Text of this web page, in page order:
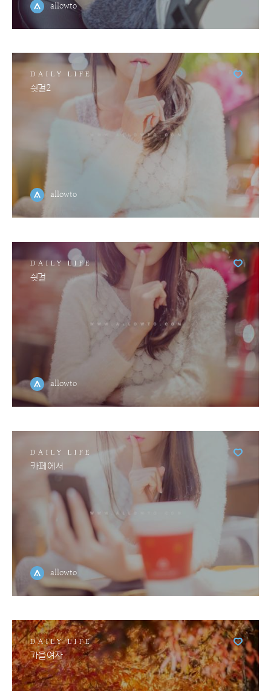
allowto
DAILY LIFE
쉿걸2
allowto
DAILY LIFE
쉿걸
allowto
DAILY LIFE
카페에서
allowto
DAILY LIFE
가을여자